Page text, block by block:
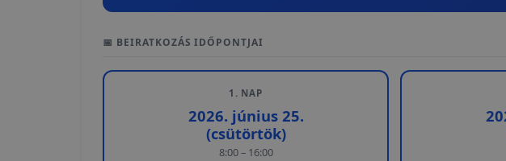
📅 BEIRATKOZÁS IDŐPONTJAI
1. NAP
2026. június 25.
(csütörtök)
8:00 – 16:00